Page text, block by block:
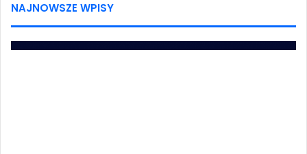
NAJNOWSZE WPISY